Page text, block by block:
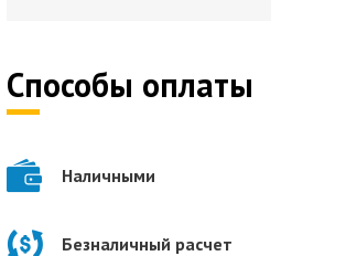
Способы оплаты
Наличными
Безналичный расчет